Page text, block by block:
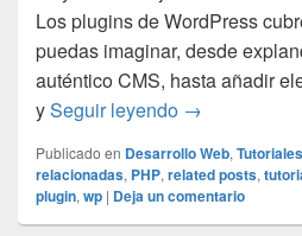
Los plugins de WordPress
puedas imaginar, desde
auténtico CMS, hasta añadir
ySeguir leyendo Cómo añadir
→
Publicado en Desarrollo Web,Tutoriales
relacionadas, PHP,related posts,
plugin,wp | Deja un comentario